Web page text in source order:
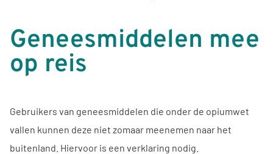
Geneesmiddelen mee
op reis
Gebruikers van geneesmiddelen die onder de opiumwet
vallen kunnen deze niet zomaar meenemen naar het
buitenland. Hiervoor is een verklaring nodig.